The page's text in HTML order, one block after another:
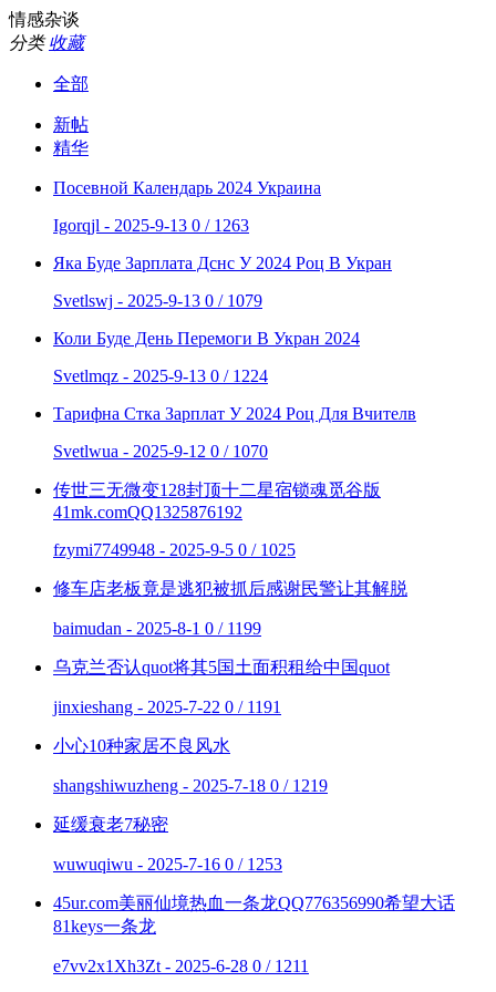
情感杂谈
分类 收藏
全部
新帖
精华
Посевной Календарь 2024 Украина
Igorqjl - 2025-9-13 0 / 1263
Яка Буде Зарплата Дснс У 2024 Роц В Укран
Svetlswj - 2025-9-13 0 / 1079
Коли Буде День Перемоги В Укран 2024
Svetlmqz - 2025-9-13 0 / 1224
Тарифна Стка Зарплат У 2024 Роц Для Вчителв
Svetlwua - 2025-9-12 0 / 1070
传世三无微变128封顶十二星宿锁魂觅谷版
41mk.comQQ1325876192
fzymi7749948 - 2025-9-5 0 / 1025
修车店老板竟是逃犯被抓后感谢民警让其解脱
baimudan - 2025-8-1 0 / 1199
乌克兰否认quot将其5国土面积租给中国quot
jinxieshang - 2025-7-22 0 / 1191
小心10种家居不良风水
shangshiwuzheng - 2025-7-18 0 / 1219
延缓衰老7秘密
wuwuqiwu - 2025-7-16 0 / 1253
45ur.com美丽仙境热血一条龙QQ776356990希望大话
81keys一条龙
e7vv2x1Xh3Zt - 2025-6-28 0 / 1211